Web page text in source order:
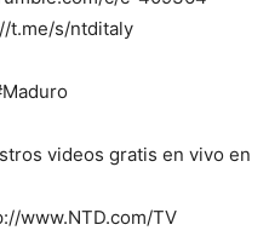
t.me/s/ntditaly
videos gratis en vivo en
www.NTD.com/TV